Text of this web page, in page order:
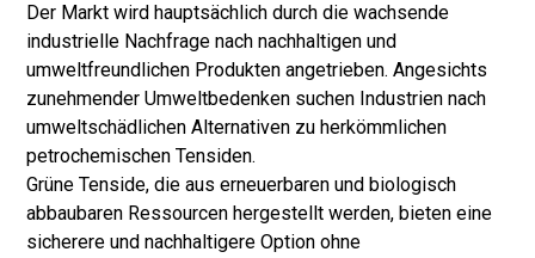
Der Markt wird hauptsächlich durch die wachsende
industrielle Nachfrage nach nachhaltigen und
umweltfreundlichen Produkten angetrieben. Angesichts
zunehmender Umweltbedenken suchen Industrien nach
umweltschädlichen Alternativen zu herkömmlichen
petrochemischen Tensiden.
Grüne Tenside, die aus erneuerbaren und biologisch
abbaubaren Ressourcen hergestellt werden, bieten eine
sicherere und nachhaltigere Option ohne